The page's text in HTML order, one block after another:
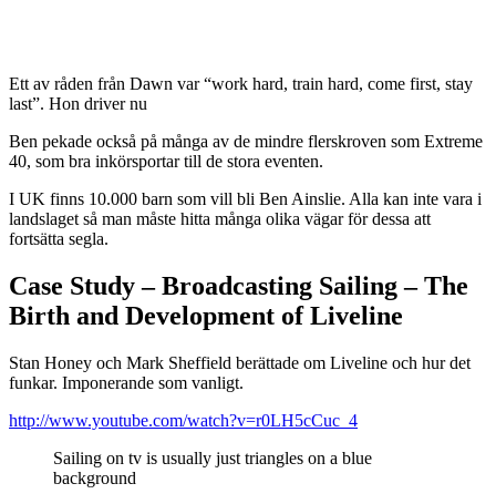
Ett av råden från Dawn var “work hard, train hard, come first, stay
last”. Hon driver nu
Ben pekade också på många av de mindre flerskroven som Extreme
40, som bra inkörsportar till de stora eventen.
I UK finns 10.000 barn som vill bli Ben Ainslie. Alla kan inte vara i
landslaget så man måste hitta många olika vägar för dessa att
fortsätta segla.
Case Study – Broadcasting Sailing – The
Birth and Development of Liveline
Stan Honey och Mark Sheffield berättade om Liveline och hur det
funkar. Imponerande som vanligt.
http://www.youtube.com/watch?v=r0LH5cCuc_4
Sailing on tv is usually just triangles on a blue
background